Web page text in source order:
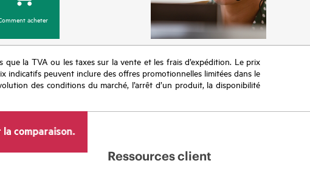
acheter
la TVA ou les taxes sur la vente et les frais d’expédition. Le prix
indicatifs peuvent inclure des offres promotionnelles limitées dans le
des conditions du marché, l’arrêt d’un produit, la disponibilité
comparaison.
Ressources client